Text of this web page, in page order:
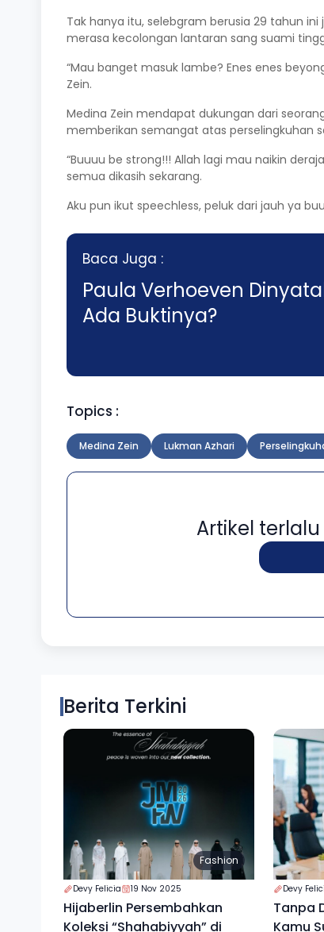
Tak hanya itu, selebgram berusia 29 tahun
merasa kecolongan lantaran sang suami
“Mau banget masuk lambe? Enes enes
Zein.
Medina Zein mendapat dukungan dari
memberikan semangat atas perselingkuhan
“Buuuu be strong!!! Allah lagi mau naikin
semua dikasih sekarang.
Aku pun ikut speechless, peluk dari jauh ya
Baca Juga :
Paula Verhoeven
Ada Buktinya?
Topics :
Medina Zein Lukman Azhari
Artikel
Berita Terkini
Fashion
Devy Felicia 19 Nov 2025
Hijaberlin Persembahkan
Koleksi “Shahabiyyah” di
Devy
Tanpa
Kamu